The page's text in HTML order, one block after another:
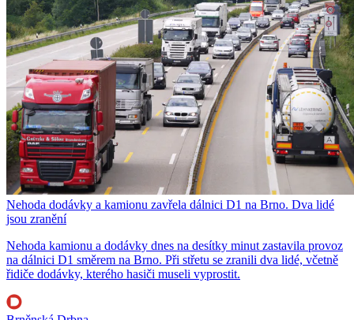
Nehoda dodávky a kamionu zavřela dálnici D1 na Brno. Dva lidé
jsou zranění
Nehoda kamionu a dodávky dnes na desítky minut zastavila provoz
na dálnici D1 směrem na Brno. Při střetu se zranili dva lidé, včetně
řidiče dodávky, kterého hasiči museli vyprostit.